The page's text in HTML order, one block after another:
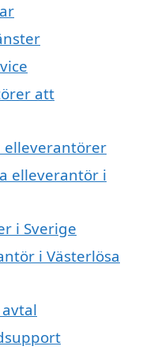
att
elleverantörer
elleverantör i
i Sverige
i Västerlösa